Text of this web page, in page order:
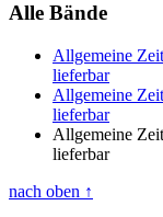
Alle Bände
Allgemeine
lieferbar
Allgemeine
lieferbar
Allgemeine
lieferbar
nach oben ↑